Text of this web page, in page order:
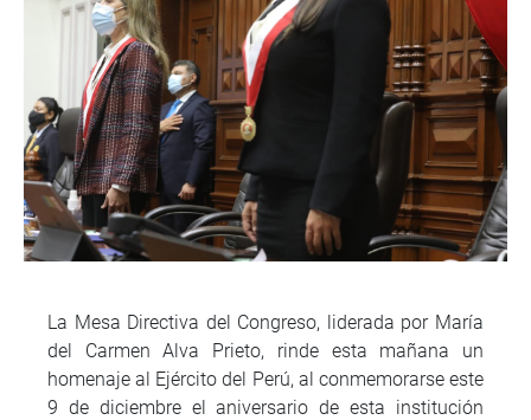
La Mesa Directiva del Congreso, liderada por María
del Carmen Alva Prieto, rinde esta mañana un
homenaje al Ejército del Perú, al conmemorarse este
9 de diciembre el aniversario de esta institución